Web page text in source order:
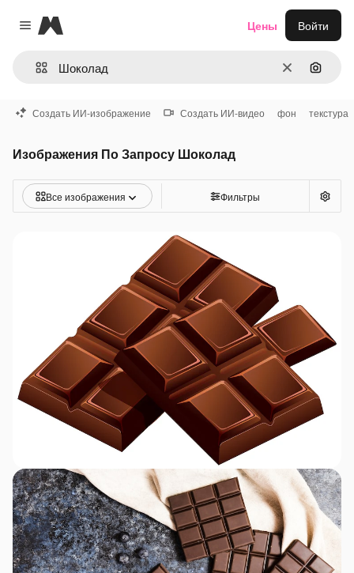
Close menu
Magnific
ОчиститьПоиск
Цены Войти
Создать ИИ-изображение Создать ИИ-видео фон текстура
Изображения По Запросу Шоколад
Все изображения Фильтры